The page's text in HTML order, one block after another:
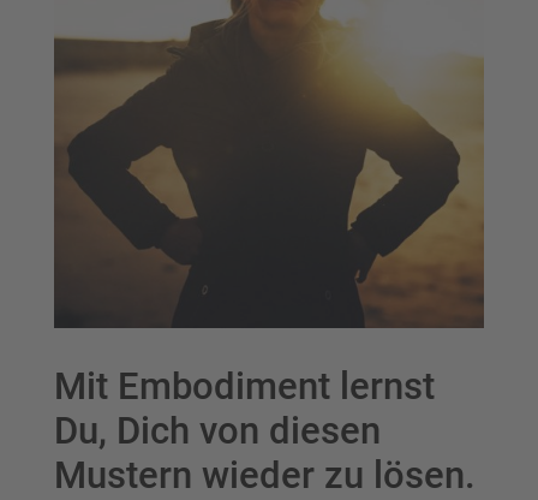
Mit Embodiment lernst
Du, Dich von diesen
Mustern wieder zu lösen.